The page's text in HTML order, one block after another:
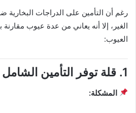
رغم أن التأمين على الدراجات البخارية
الغير، إلا أنه يعاني من عدة عيوب مقارنة
العيوب:
1. قلة توفر التأمين الشامل
المشكلة: